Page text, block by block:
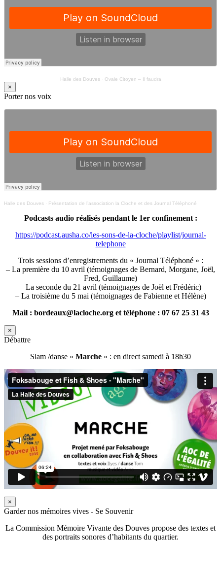
Halle des Douves· Ovale Citoyen – Il faudra
×
Porter nos voix
Halle des Douves · Présentation de l’association la Cloche et des Journal Téléphoné
Podcasts audio réalisés pendant le 1er confinement :
https://podcast.ausha.co/les-sons-de-la-cloche/playlist/journal-
telephone
Trois sessions d’enregistrements du « Journal Téléphoné » :
– La première du 10 avril (témoignages de Bernard, Morgane, Joël,
Fred, Guillaume)
– La seconde du 21 avril (témoignages de Joël et Frédéric)
– La troisième du 5 mai (témoignages de Fabienne et Hélène)
Mail : bordeaux@lacloche.org et téléphone : 07 67 25 31 43
×
Débattre
Slam /danse « Marche » : en direct samedi à 18h30
×
Garder nos mémoires vives - Se Souvenir
La Commission Mémoire Vivante des Douves propose des textes et
des portraits sonores d’habitants du quartier.